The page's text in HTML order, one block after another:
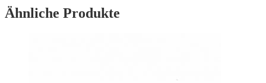
Ähnliche Produkte